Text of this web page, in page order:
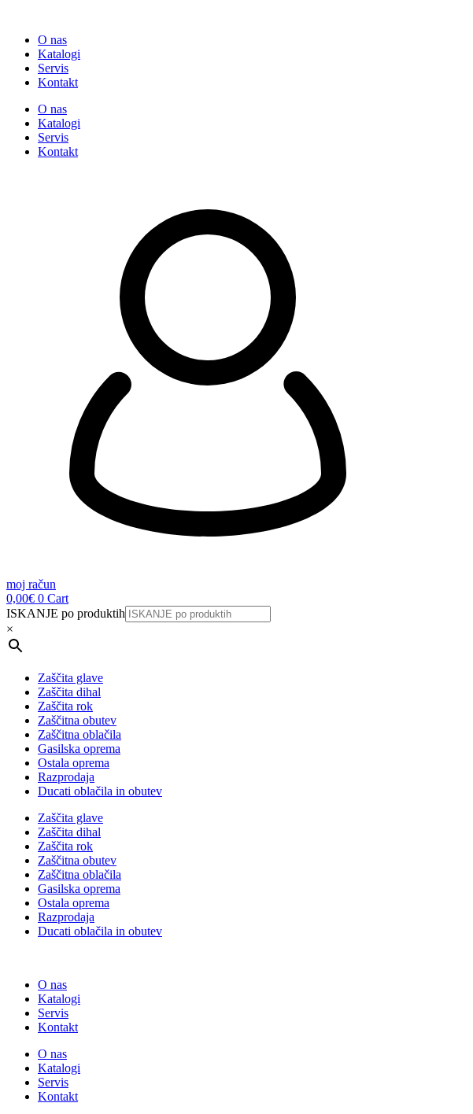
O nas
Katalogi
Servis
Kontakt
O nas
Katalogi
Servis
Kontakt
moj račun
0,00€ 0 Cart
ISKANJE po produktih
×
Zaščita glave
Zaščita dihal
Zaščita rok
Zaščitna obutev
Zaščitna oblačila
Gasilska oprema
Ostala oprema
Razprodaja
Ducati oblačila in obutev
Zaščita glave
Zaščita dihal
Zaščita rok
Zaščitna obutev
Zaščitna oblačila
Gasilska oprema
Ostala oprema
Razprodaja
Ducati oblačila in obutev
O nas
Katalogi
Servis
Kontakt
O nas
Katalogi
Servis
Kontakt